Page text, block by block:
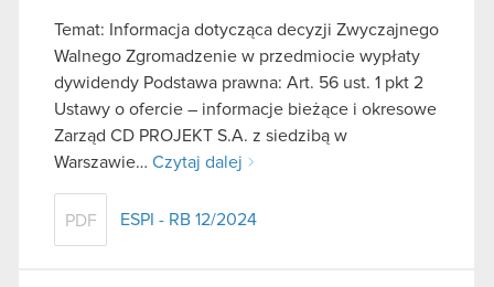
Temat: Informacja dotycząca decyzji Zwyczajnego
Walnego Zgromadzenie w przedmiocie wypłaty
dywidendy Podstawa prawna: Art. 56 ust. 1 pkt 2
Ustawy o ofercie – informacje bieżące i okresowe
Zarząd CD PROJEKT S.A. z siedzibą w
Warszawie… Czytaj dalej
PDF ESPI - RB 12/2024